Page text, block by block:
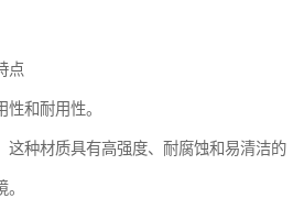
点
和耐用性。
这种材质具有高强度、耐腐蚀和易清洁的